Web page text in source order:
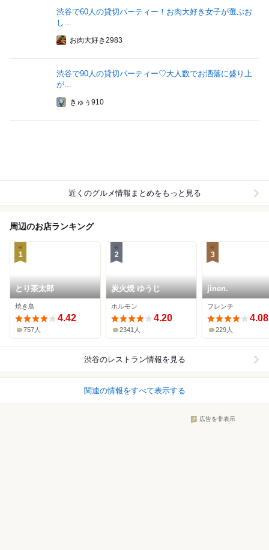
渋谷で60人の貸切パーティー！お肉大好き女子が選ぶお
し...
お肉大好き2983
渋谷で90人の貸切パーティー♡大人数でお洒落に盛り上
が...
きゅぅ910
近くのグルメ情報まとめをもっと見る
周辺のお店ランキング
1
とり茶太郎
焼き鳥
4.42
757人
2
炭火焼 ゆうじ
ホルモン
4.20
2341人
3
jinen.
フレンチ
4.08
229人
渋谷のレストラン情報を見る
関連の情報をすべて表示する
広告を非表示